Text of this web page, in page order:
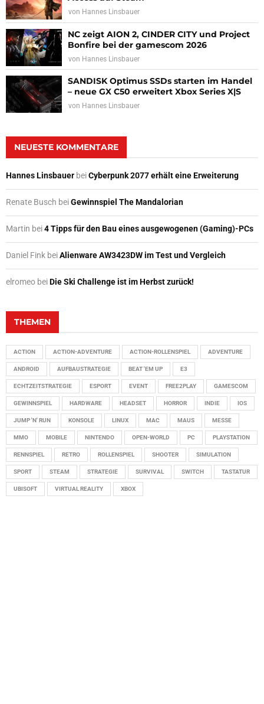
von Hannes Linsbauer
NC zeigt AION 2, CINDER CITY und Project
Bonfire bei der gamescom 2026
von Hannes Linsbauer
SANDISK Optimus SSDs starten im Handel
– neue GX C50 erweitert Xbox Series X|S
von Hannes Linsbauer
NEUESTE KOMMENTARE
Hannes Linsbauer beiCyberpunk 2077 erhält eine Erweiterung
Renate Busch beiGewinnspiel The Mandalorian
Martin bei4 Tipps für den Bau eines ausgewogenen (Gaming)-PCs
Daniel Fink beiAlienware AW3423DW im Test und Vergleich
elromeo beiDie Ski Challenge ist im Herbst zurück!
THEMEN
ACTION ACTION-ADVENTURE ACTION-ROLLENSPIEL ADVENTURE
ANDROID AUFBAUSTRATEGIE BEAT 'EM UP E3
ECHTZEITSTRATEGIE ESPORT EVENT FREE2PLAY GAMESCOM
GEWINNSPIEL HARDWARE HEADSET HORROR INDIE IOS
JUMP 'N' RUN KONSOLE LINUX MAC MAUS MESSE
MMO MOBILE NINTENDO OPEN-WORLD PC PLAYSTATION
RENNSPIEL RETRO ROLLENSPIEL SHOOTER SIMULATION
SPORT STEAM STRATEGIE SURVIVAL SWITCH TASTATUR
UBISOFT VIRTUAL REALITY XBOX